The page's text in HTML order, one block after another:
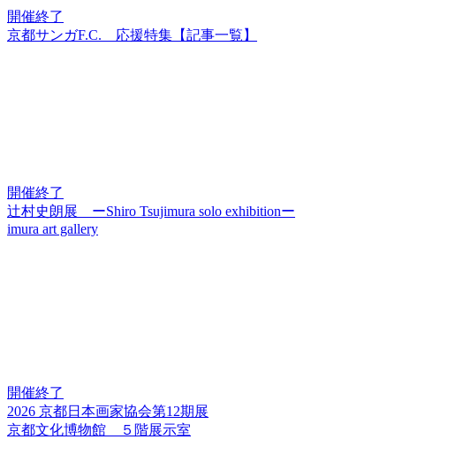
開催終了
京都サンガF.C. 応援特集【記事一覧】
開催終了
辻村史朗展 ーShiro Tsujimura solo exhibitionー
imura art gallery
開催終了
2026 京都日本画家協会第12期展
京都文化博物館 ５階展示室